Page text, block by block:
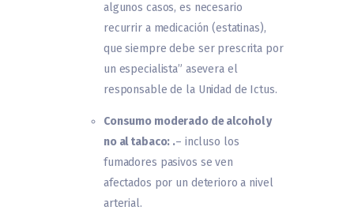
algunos casos, es necesario
recurrir a medicación (estatinas),
que siempre debe ser prescrita por
un especialista” asevera el
responsable de la Unidad de Ictus.
Consumo moderado de alcohol y
no al tabaco: .– incluso los
fumadores pasivos se ven
afectados por un deterioro a nivel
arterial.